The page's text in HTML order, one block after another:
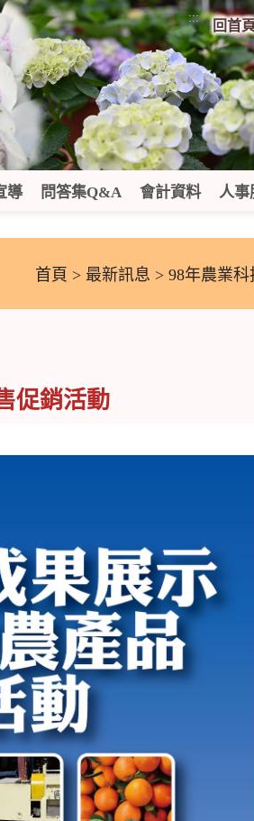
:::
回首
導 問答集Q&A 會計資料 人事
首頁 > 最新訊息 > 98年農業
促銷活動